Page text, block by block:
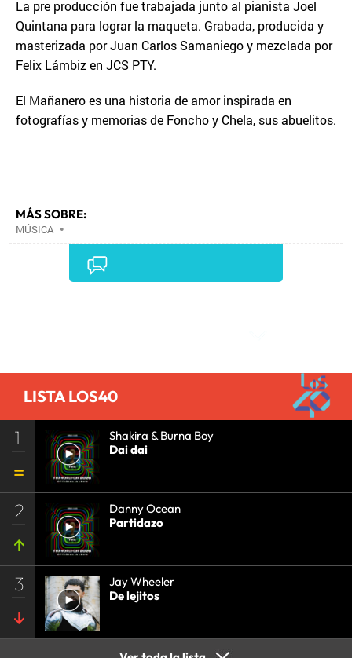
La pre producción fue trabajada junto al pianista Joel
Quintana para lograr la maqueta. Grabada, producida y
masterizada por Juan Carlos Samaniego y mezclada por
Felix Lámbiz en JCS PTY.
El Mañanero es una historia de amor inspirada en
fotografías y memorias de Foncho y Chela, sus abuelitos.
MÁS SOBRE:
MÚSICA •
LISTA LOS40
1
Shakira & Burna Boy
Dai dai
2
Danny Ocean
Partidazo
3
Jay Wheeler
De lejitos